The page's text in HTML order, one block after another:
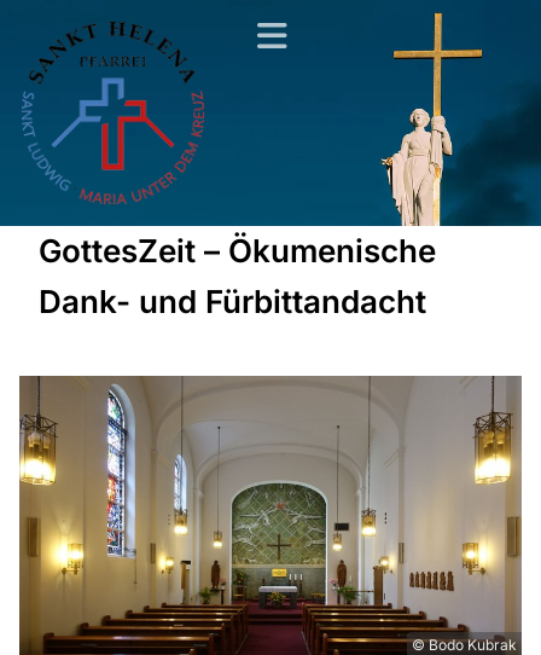
GottesZeit – Ökumenische
Dank- und Fürbittandacht
© Bodo Kubrak